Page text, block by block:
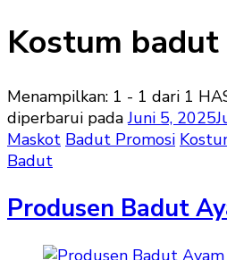
Kostum badut
Menampilkan: 1 - 1 dari 1
diperbarui padaJuni 5, 2025
Maskot Badut Promosi
Badut
Produsen Badut